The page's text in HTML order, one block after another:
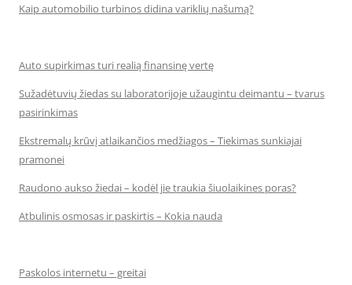
Kaip automobilio turbinos didina variklių našumą?
Auto supirkimas turi realią finansinę vertę
Sužadėtuvių žiedas su laboratorijoje užaugintu deimantu – tvarus
pasirinkimas
Ekstremalų krūvį atlaikančios medžiagos – Tiekimas sunkiajai
pramonei
Raudono aukso žiedai – kodėl jie traukia šiuolaikines poras?
Atbulinis osmosas ir paskirtis – Kokia nauda
Paskolos internetu – greitai